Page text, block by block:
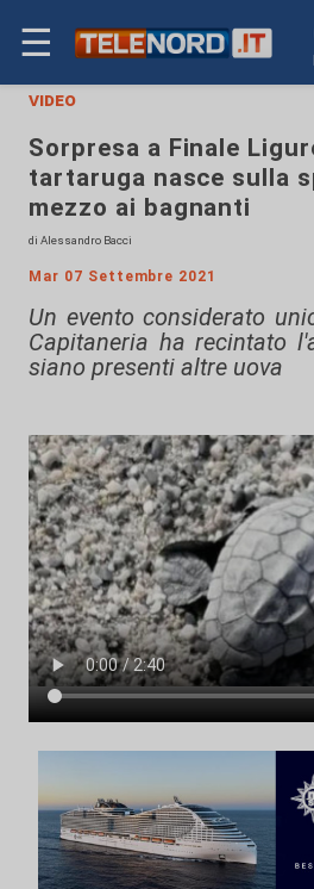
☰
video
Sorpresa a Finale
tartaruga nasce sulla
mezzo ai bagnanti
di Alessandro Bacci
Mar 07 Settembre 2021
Un evento considerato
Capitaneria ha recintato
siano presenti altre uova